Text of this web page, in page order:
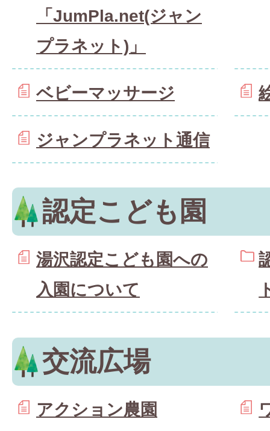
「JumPla.net(ジャン
プラネット)」
ベビーマッサージ
ジャンプラネット通信
認定こども園
湯沢認定こども園への
入園について
交流広場
アクション農園